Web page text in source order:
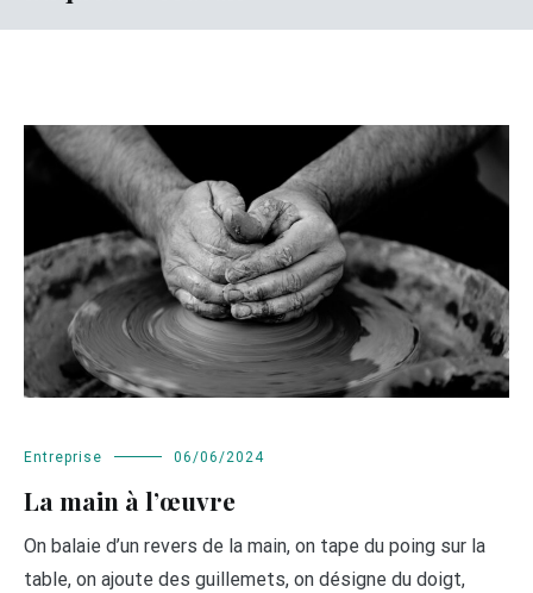
Entreprise 06/06/2024
La main à l’œuvre
On balaie d’un revers de la main, on tape du poing sur la
table, on ajoute des guillemets, on désigne du doigt,